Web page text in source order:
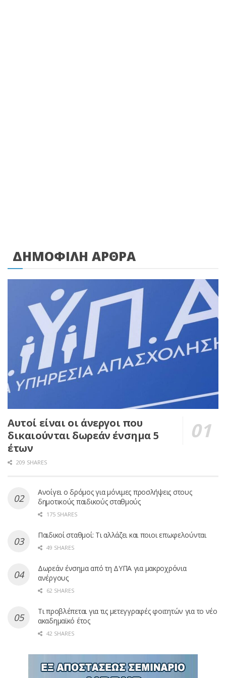
ΔΗΜΟΦΙΛΗ ΑΡΘΡΑ
Αυτοί είναι οι άνεργοι που
δικαιούνται δωρεάν ένσημα 5
έτων
209 SHARES
Ανοίγει ο δρόμος για μόνιμες προσλήψεις στους
δημοτικούς παιδικούς σταθμούς
175 SHARES
Παιδικοί σταθμοί: Τι αλλάζει και ποιοι επωφελούνται
49 SHARES
Δωρεάν ένσημα από τη ΔΥΠΑ για μακροχρόνια
ανέργους
62 SHARES
Τι προβλέπεται για τις μετεγγραφές φοιτητών για το νέο
ακαδημαϊκό έτος
42 SHARES